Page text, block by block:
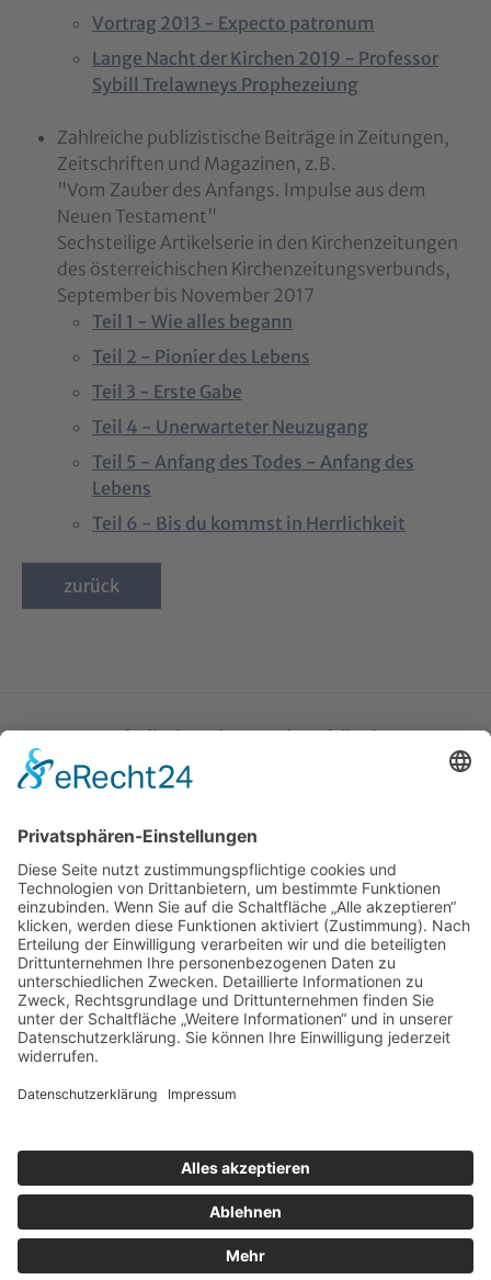
Vortrag 2013 - Expecto patronum
Lange Nacht der Kirchen 2019 - Professor
Sybill Trelawneys Prophezeiung
Zahlreiche publizistische Beiträge in Zeitungen,
Zeitschriften und Magazinen, z.B.
"Vom Zauber des Anfangs. Impulse aus dem
Neuen Testament"
Sechsteilige Artikelserie in den Kirchenzeitungen
des österreichischen Kirchenzeitungsverbunds,
September bis November 2017
Teil 1 - Wie alles begann
Teil 2 - Pionier des Lebens
Teil 3 - Erste Gabe
Teil 4 - Unerwarteter Neuzugang
Teil 5 - Anfang des Todes - Anfang des
Lebens
Teil 6 - Bis du kommst in Herrlichkeit
zurück
Katholische Privat-Universität Linz
Bethlehemstraße 20
T:+43 732 / 784293
E:office[at]ku-linz.at
©2025 Katholische Privat-Universität Linz | Alle Rechte
vorbehalten
Impressum Datenschutz Sitemap